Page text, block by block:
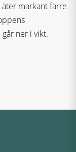
markant färre
ner i vikt.